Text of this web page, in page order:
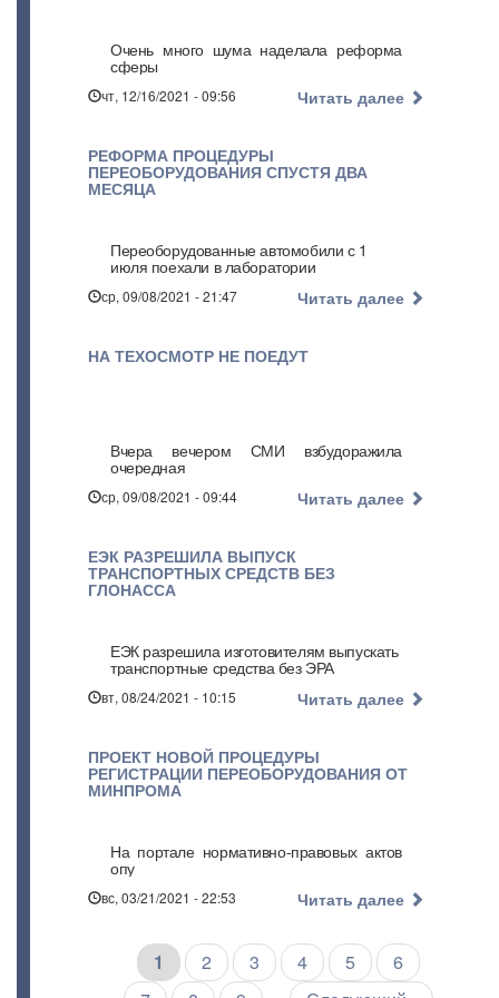
Очень много шума наделала реформа
сферы
чт, 12/16/2021 - 09:56 Читать далее
РЕФОРМА ПРОЦЕДУРЫ
ПЕРЕОБОРУДОВАНИЯ СПУСТЯ ДВА
МЕСЯЦА
Переоборудованные автомобили с 1
июля поехали в лаборатории
ср, 09/08/2021 - 21:47 Читать далее
НА ТЕХОСМОТР НЕ ПОЕДУТ
Вчера вечером СМИ взбудоражила
очередная
ср, 09/08/2021 - 09:44 Читать далее
ЕЭК РАЗРЕШИЛА ВЫПУСК
ТРАНСПОРТНЫХ СРЕДСТВ БЕЗ
ГЛОНАССА
ЕЭК разрешила изготовителям выпускать
транспортные средства без ЭРА
вт, 08/24/2021 - 10:15 Читать далее
ПРОЕКТ НОВОЙ ПРОЦЕДУРЫ
РЕГИСТРАЦИИ ПЕРЕОБОРУДОВАНИЯ ОТ
МИНПРОМА
На портале нормативно-правовых актов
опу
вс, 03/21/2021 - 22:53 Читать далее
Нумерация
страниц
Текущая
страница
1 Страница
2 Страница
3 Страница
4 Страница
5 Страница
6